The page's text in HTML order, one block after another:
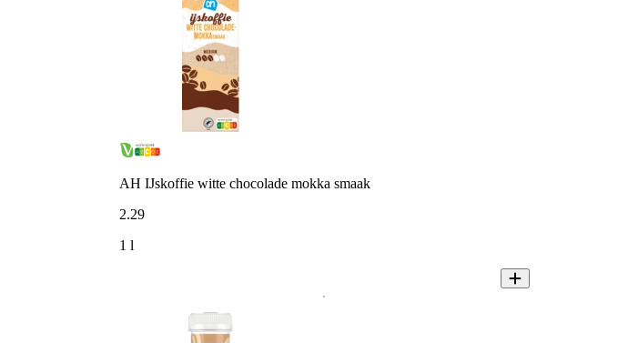
AH IJskoffie witte chocolade mokka smaak
2.29
1 l